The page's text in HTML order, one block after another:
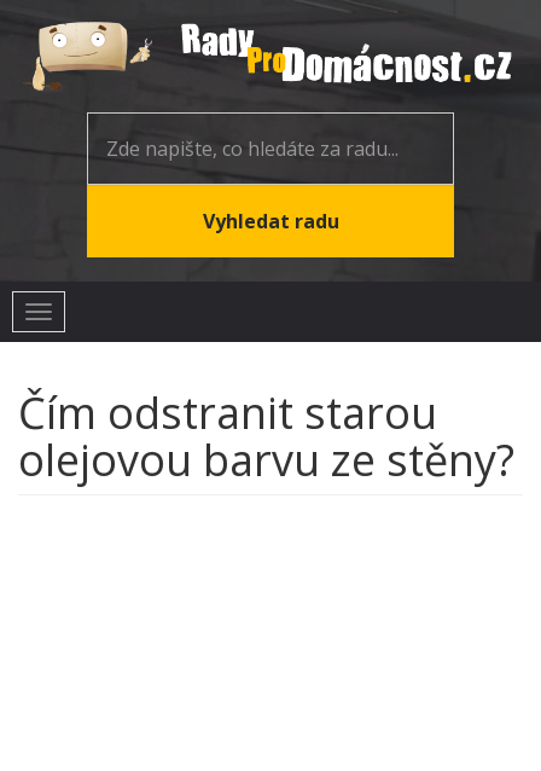
Toggle
navigation
Čím odstranit starou
olejovou barvu ze stěny?